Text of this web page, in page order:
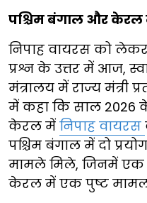
पश्चिम बंगाल और केरल
निपाह वायरस को
प्रश्न के उत्तर में आज,
मंत्रालय में राज्य मंत्री
में कहा कि साल 2026
केरल में निपाह वायरस
पश्चिम बंगाल में दो
मामले मिले, जिनमें एक
केरल में एक पुष्ट